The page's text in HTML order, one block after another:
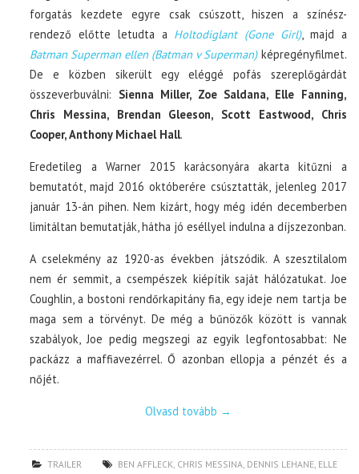
forgatás kezdete egyre csak csúszott, hiszen a színész-
rendező előtte letudta a Holtodiglant (Gone Girl), majd a
Batman Superman ellen (Batman v Superman)képregényfilmet.
De e közben sikerült egy eléggé pofás szereplőgárdát
összeverbuválni: Sienna Miller, Zoe Saldana, Elle Fanning,
Chris Messina, Brendan Gleeson, Scott Eastwood, Chris
Cooper, Anthony Michael Hall.
Eredetileg a Warner 2015 karácsonyára akarta kitűzni a
bemutatót, majd 2016 októberére csúsztatták, jelenleg 2017
január 13-án pihen. Nem kizárt, hogy még idén decemberben
limitáltan bemutatják, hátha jó eséllyel indulna a díjszezonban.
A cselekmény az 1920-as években játszódik. A szesztilalom
nem ér semmit, a csempészek kiépítik saját hálózatukat. Joe
Coughlin, a bostoni rendőrkapitány fia, egy ideje nem tartja be
maga sem a törvényt. De még a bűnözők között is vannak
szabályok, Joe pedig megszegi az egyik legfontosabbat: Ne
packázz a maffiavezérrel. Ő azonban ellopja a pénzét és a
nőjét.
Olvasd tovább →
TRAILER BEN AFFLECK CHRIS MESSINA DENNIS LEHANE ELLE